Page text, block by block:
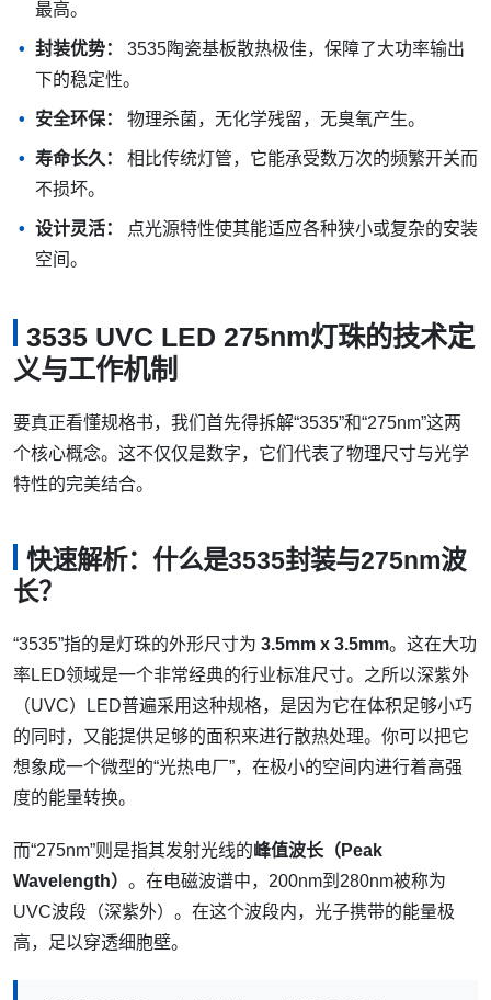
最高。
封装优势：
3535陶瓷基板散热极佳，保障了大功率输出
下的稳定性。
安全环保： 物理杀菌，无化学残留，无臭氧产生。
寿命长久：
相比传统灯管，它能承受数万次的频繁开关而
不损坏。
设计灵活：
点光源特性使其能适应各种狭小或复杂的安装
空间。
3535 UVC LED 275nm灯珠的技术定
义与工作机制
要真正看懂规格书，我们首先得拆解“3535”和“275nm”这两
个核心概念。这不仅仅是数字，它们代表了物理尺寸与光学
特性的完美结合。
快速解析：什么是3535封装与275nm波
长？
“3535”指的是灯珠的外形尺寸为 3.5mm x 3.5mm。这在大功
率LED领域是一个非常经典的行业标准尺寸。之所以深紫外
（UVC）LED普遍采用这种规格，是因为它在体积足够小巧
的同时，又能提供足够的面积来进行散热处理。你可以把它
想象成一个微型的“光热电厂”，在极小的空间内进行着高强
度的能量转换。
而“275nm”则是指其发射光线的峰值波长（Peak
Wavelength） 。在电磁波谱中，200nm到280nm被称为
UVC波段（深紫外）。在这个波段内，光子携带的能量极
高，足以穿透细胞壁。